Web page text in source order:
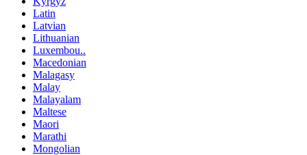
Latin
Latvian
Lithuanian
Luxembou..
Macedonian
Malagasy
Malay
Malayalam
Maltese
Maori
Marathi
Mongolian